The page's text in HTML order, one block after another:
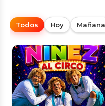
Todos Hoy Mañana